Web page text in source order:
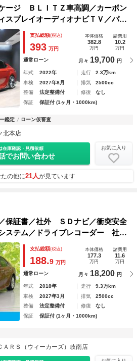
ージ ＢＬＩＴＺ車高調／カーボン
スプレイオーディオナビＴＶ／パノ
ＨＵＤ／ヒーター付黒革シート／ド
支払総額(税込)
393 万円
本体価格
382.8
万円
諸費用
10.2
万円
通常ローン 月々 19,700 円
年式 2022年 走行
2.3万km
車検
2027年8月 排気
2500cc
整備
法定整備付 修復
なし
保証
保証付 (1ヶ月・1000km)
鑑定 ローン仮審査
北本店
在庫確認・見積依頼
でお問い合わせ
お気に入り
の他に21人が見ています
証書／社外 ＳＤナビ／衝突安全
ステム／ドライブレコーダー 社外
ｌｕｅｔｏｏｔｈ接続／ＥＴＣ／
ックモニター
支払総額(税込)
188.9 万円
本体価格
177.3
万円
諸費用
11.6
万円
通常ローン 月々 18,200 円
年式 2018年 走行
9.3万km
車検
2027年3月 排気
2500cc
整備
法定整備付 修復
なし
保証
保証付 (1ヶ月・1000km)
ＡＲＳ（ウィーカーズ）岐南店